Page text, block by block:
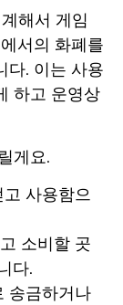
해서 게임
서의 화폐를
다. 이는 사용
하고 운영상
게요.
고 사용함으
소비할 곳
다.
송금하거나